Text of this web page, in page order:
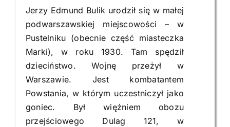
Jerzy Edmund Bulik urodził się w małej
podwarszawskiej miejscowości – w
Pustelniku (obecnie część miasteczka
Marki), w roku 1930. Tam spędził
dzieciństwo. Wojnę przeżył w
Warszawie. Jest kombatantem
Powstania, w którym uczestniczył jako
goniec. Był więźniem obozu
przejściowego Dulag 121, w